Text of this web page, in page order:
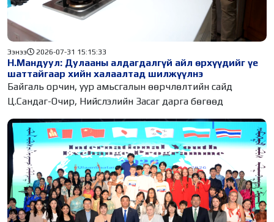
Н.Мандуул: Дулааны алдагдалгүй айл өрхүүдийг үе
шаттайгаар хийн халаалтад шилжүүлнэ
Ээнээ 2026-07-31 15:15:33
Байгаль орчин, уур амьсгалын өөрчлөлтийн сайд
Ц.Сандаг-Очир, Нийслэлийн Засаг дарга бөгөөд